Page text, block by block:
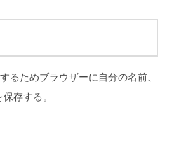
るためブラウザーに自分の名前、
存する。